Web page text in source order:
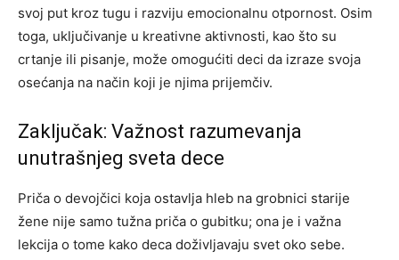
svoj put kroz tugu i razviju emocionalnu otpornost. Osim
toga, uključivanje u kreativne aktivnosti, kao što su
crtanje ili pisanje, može omogućiti deci da izraze svoja
osećanja na način koji je njima prijemčiv.
Zaključak: Važnost razumevanja
unutrašnjeg sveta dece
Priča o devojčici koja ostavlja hleb na grobnici starije
žene nije samo tužna priča o gubitku; ona je i važna
lekcija o tome kako deca doživljavaju svet oko sebe.